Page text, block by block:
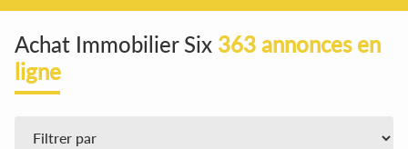
Achat Immobilier Six 363 annonces en
ligne